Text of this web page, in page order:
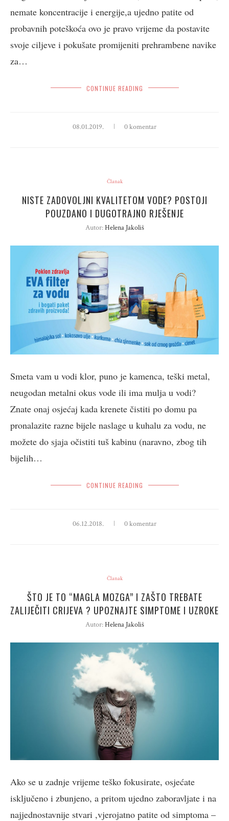
nemate koncentracije i energije,a ujedno patite od
probavnih poteškoća ovo je pravo vrijeme da postavite
svoje ciljeve i pokušate promijeniti prehrambene navike
za…
CONTINUE READING
08.01.2019. 0 komentar
Članak
NISTE ZADOVOLJNI KVALITETOM VODE? POSTOJI
POUZDANO I DUGOTRAJNO RJEŠENJE
Autor:Helena Jakoliš
Smeta vam u vodi klor, puno je kamenca, teški metal,
neugodan metalni okus vode ili ima mulja u vodi?
Znate onaj osjećaj kada krenete čistiti po domu pa
pronalazite razne bijele naslage u kuhalu za vodu, ne
možete do sjaja očistiti tuš kabinu (naravno, zbog tih
bijelih…
CONTINUE READING
06.12.2018. 0 komentar
Članak
ŠTO JE TO “MAGLA MOZGA” I ZAŠTO TREBATE
ZALIJEČITI CRIJEVA ? UPOZNAJTE SIMPTOME I UZROKE
Autor:Helena Jakoliš
Ako se u zadnje vrijeme teško fokusirate, osjećate
isključeno i zbunjeno, a pritom ujedno zaboravljate i na
najjednostavnije stvari ,vjerojatno patite od simptoma –